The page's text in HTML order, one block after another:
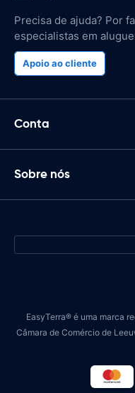
Precisa de ajuda? Por
especialistas em
Apoio ao cliente
Conta
Sobre nós
EasyTerra® é uma marca
Câmara de Comércio de